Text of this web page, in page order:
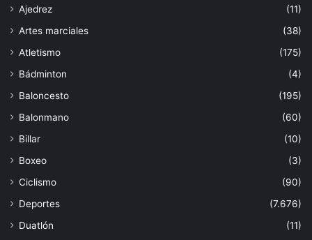
Ajedrez
(11)
Artes marciales
(38)
Atletismo
(175)
Bádminton
(4)
Baloncesto
(195)
Balonmano
(60)
Billar
(10)
Boxeo
(3)
Ciclismo
(90)
Deportes
(7.676)
Duatlón
(11)